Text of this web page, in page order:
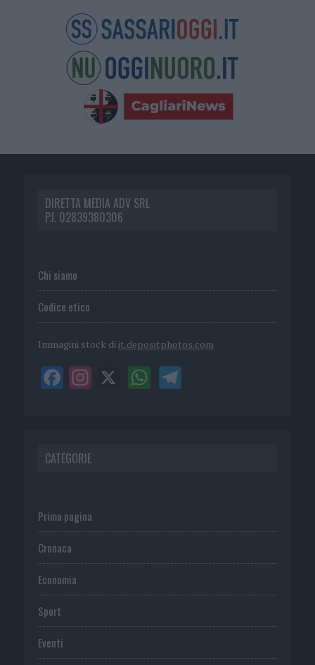
DIRETTA MEDIA ADV SRL
P.I. 02839380306
Chi siamo
Codice etico
Immagini stock di it.depositphotos.com
CATEGORIE
Prima pagina
Cronaca
Economia
Sport
Eventi